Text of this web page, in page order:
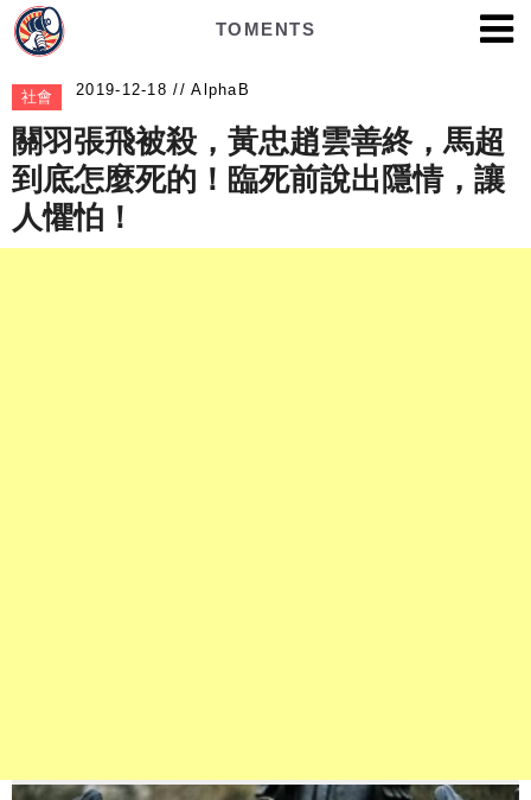
TOMENTS
社會 AlphaB
關羽張飛被殺，黃忠趙雲善終，馬超
到底怎麼死的！臨死前說出隱情，讓
人懼怕！